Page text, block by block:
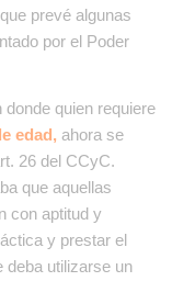
prevé algunas
por el Poder
quien requiere
edad, ahora se
26 del CCyC.
que aquellas
con aptitud y
y prestar el
deba utilizarse un